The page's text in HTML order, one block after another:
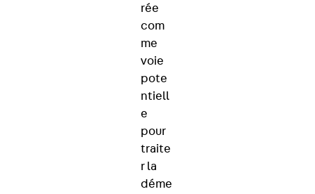
rée
com
me
voie
pote
ntiell
e
pour
traite
r la
déme